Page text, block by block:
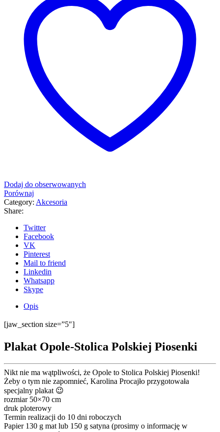
Dodaj do obserwowanych
Porównaj
Category: Akcesoria
Share:
Twitter
Facebook
VK
Pinterest
Mail to friend
Linkedin
Whatsapp
Skype
Opis
[jaw_section size=”5″]
Plakat Opole-Stolica Polskiej Piosenki
Nikt nie ma wątpliwości, że Opole to Stolica Polskiej Piosenki!
Żeby o tym nie zapomnieć, Karolina Procajło przygotowała
specjalny plakat 😉
rozmiar 50×70 cm
druk ploterowy
Termin realizacji do 10 dni roboczych
Papier 130 g mat lub 150 g satyna (prosimy o informację w